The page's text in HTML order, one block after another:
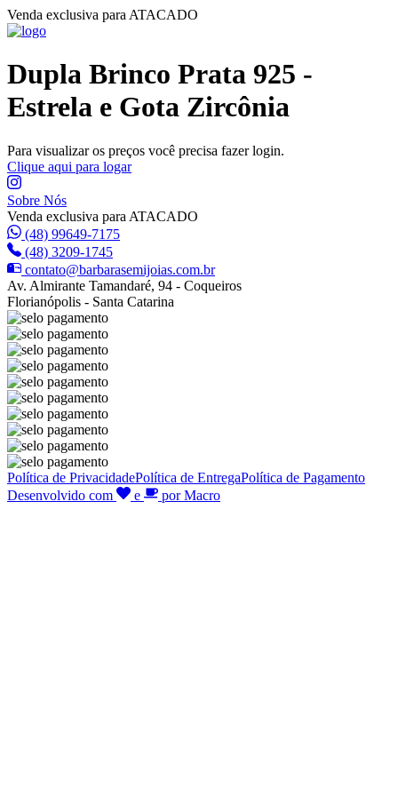
Venda exclusiva para ATACADO
Dupla Brinco Prata 925 -
Estrela e Gota Zircônia
Para visualizar os preços você precisa fazer login.
Clique aqui para logar
Sobre Nós
Venda exclusiva para ATACADO
(48) 99649-7175
(48) 3209-1745
contato@barbarasemijoias.com.br
Av. Almirante Tamandaré, 94 - Coqueiros
Florianópolis - Santa Catarina
Política de PrivacidadePolítica de EntregaPolítica de Pagamento
Desenvolvido com
e por Macro